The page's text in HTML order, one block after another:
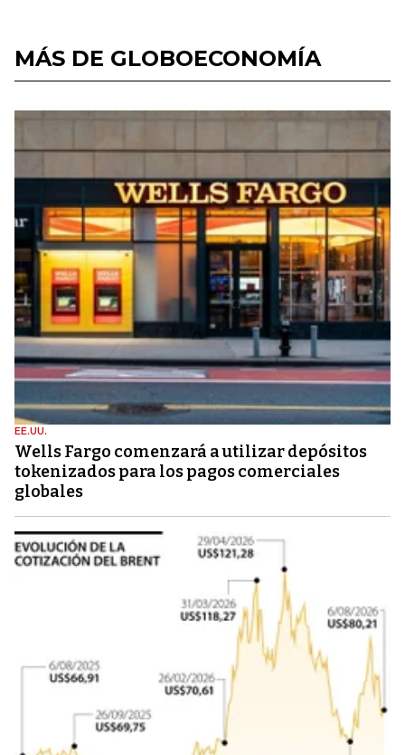
MÁS DE GLOBOECONOMÍA
EE.UU.
Wells Fargo comenzará a utilizar depósitos
tokenizados para los pagos comerciales
globales